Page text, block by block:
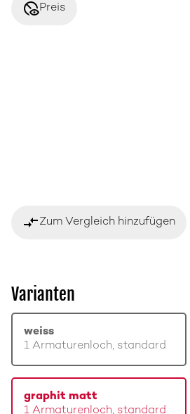
disabled_visiblePreis
compare_arrowsZum Vergleich hinzufügen
Varianten
weiss
1 Armaturenloch, standard
graphit matt
1 Armaturenloch, standard